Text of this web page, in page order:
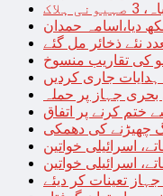
دیا،اسامہ حمدان
نئے ذخائر مل گئے
کی تقاریب منسوخ
جاری کردیں
جہاز پر حملہ
ختم کرنے پر اتفاق
چھیڑنے کی دھمکی
اسرائیلی خواتین
اسرائیلی خواتین